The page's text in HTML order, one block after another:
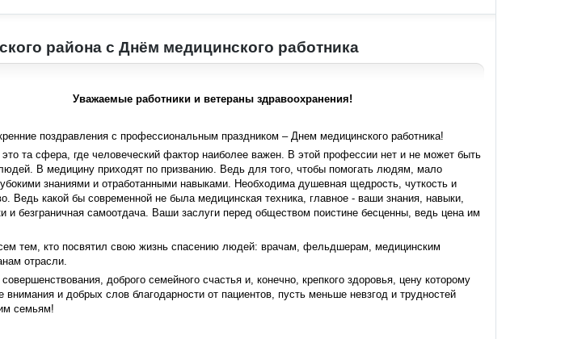
района с Днём медицинского работника
Уважаемые работники и ветераны здравоохранения!
поздравления с профессиональным праздником – Днем медицинского работника!
та сфера, где человеческий фактор наиболее важен. В этой профессии нет и не может быть
В медицину приходят по призванию. Ведь для того, чтобы помогать людям, мало
знаниями и отработанными навыками. Необходима душевная щедрость, чуткость и
Ведь какой бы современной не была медицинская техника, главное - ваши знания, навыки,
и безграничная самоотдача. Ваши заслуги перед обществом поистине бесценны, ведь цена им
тем, кто посвятил свою жизнь спасению людей: врачам, фельдшерам, медицинским
отрасли.
доброго семейного счастья и, конечно, крепкого здоровья, цену которому
и добрых слов благодарности от пациентов, пусть меньше невзгод и трудностей
семьям!